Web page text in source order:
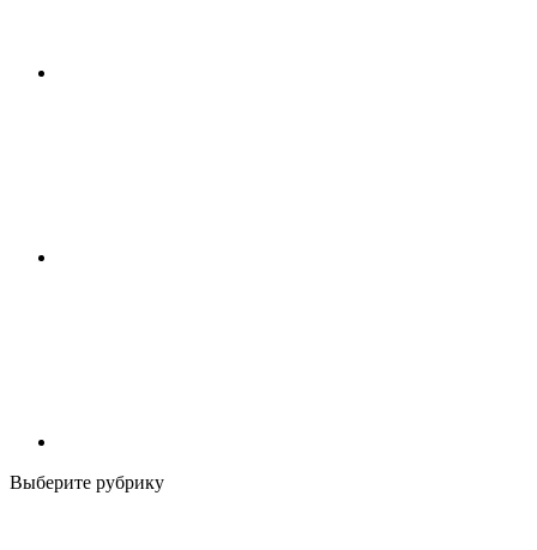
Выберите рубрику